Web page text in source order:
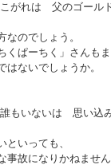
こがれは 父のゴール
のでしょう。
くぱーちく」さんも
ないでしょうか。
もいないは 思い込
いっても、
事故になりかねませ